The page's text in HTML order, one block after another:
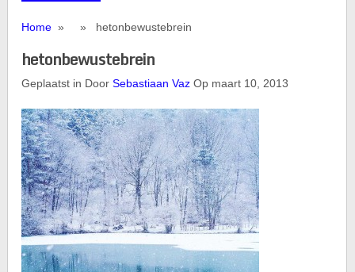
Home » » hetonbewustebrein
hetonbewustebrein
Geplaatst in DoorSebastiaan Vaz Op maart 10, 2013